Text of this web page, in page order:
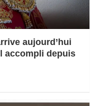
aujourd’hui
accompli depuis